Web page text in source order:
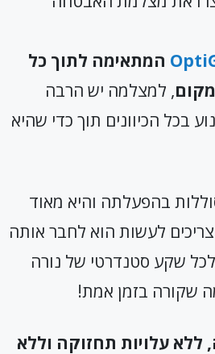
המתאימה לתוך כל
, למצלמה יש הרבה
בכל הכיוונים תוך כדי שהיא
בהפעלתה והיא מאוד
לעשות הוא לחבר אותה
שקע סטנדרטי של נורה
שקורה בזמן אמת!
ללא עלויות תחזוקה וללא